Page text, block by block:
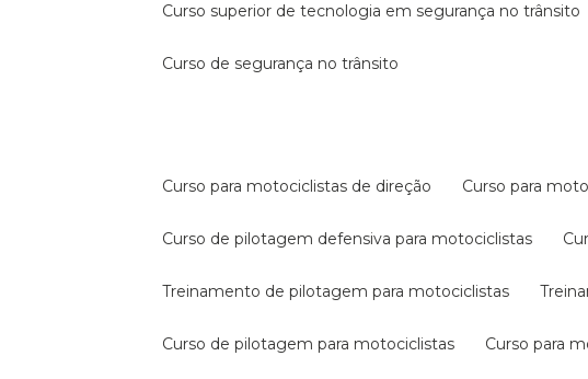
curso superior de tecnologia em segurança no trânsito
curso de segurança no trânsito
curso para motociclistas de direção curso para
curso de pilotagem defensiva para motociclistas
treinamento de pilotagem para motociclistas
curso de pilotagem para motociclistas curso para